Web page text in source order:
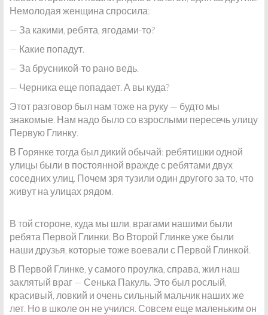
Немолодая женщина спросила:
— За какими, ребята, ягодами-то?
— Какие попадут.
— За брусникой-то рано ведь.
— Черника еще попадает. А вы куда?
Этот разговор был нам тоже на руку — будто мы
знакомые. Нам надо было со взрослыми пересечь улицу
Первую Глинку.
В Горянке тогда был дикий обычай: ребятишки одной
улицы были в постоянной вражде с ребятами двух
соседних улиц. Почем зря тузили один другого за то, что
живут на улицах рядом.
В той стороне, куда мы шли, врагами нашими были
ребята Первой Глинки. Во Второй Глинке уже были
наши друзья, которые тоже воевали с Первой Глинкой.
В Первой Глинке, у самого проулка, справа, жил наш
заклятый враг — Сенька Пакуль. Это был рослый,
красивый, ловкий и очень сильный мальчик наших же
лет. Но в школе он не учился. Совсем еще маленьким он